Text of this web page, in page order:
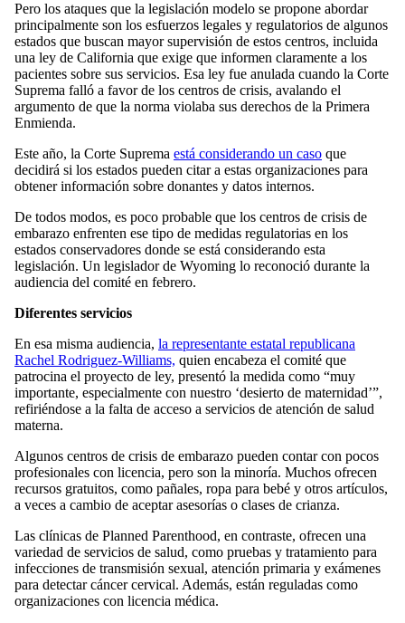
Pero los ataques que la legislación modelo se propone abordar
principalmente son los esfuerzos legales y regulatorios de algunos
estados que buscan mayor supervisión de estos centros, incluida
una ley de California que exige que informen claramente a los
pacientes sobre sus servicios. Esa ley fue anulada cuando la Corte
Suprema falló a favor de los centros de crisis, avalando el
argumento de que la norma violaba sus derechos de la Primera
Enmienda.
Este año, la Corte Suprema está considerando un caso que
decidirá si los estados pueden citar a estas organizaciones para
obtener información sobre donantes y datos internos.
De todos modos, es poco probable que los centros de crisis de
embarazo enfrenten ese tipo de medidas regulatorias en los
estados conservadores donde se está considerando esta
legislación. Un legislador de Wyoming lo reconoció durante la
audiencia del comité en febrero.
Diferentes servicios
En esa misma audiencia, la representante estatal republicana
Rachel Rodriguez-Williams, quien encabeza el comité que
patrocina el proyecto de ley, presentó la medida como “muy
importante, especialmente con nuestro ‘desierto de maternidad’”,
refiriéndose a la falta de acceso a servicios de atención de salud
materna.
Algunos centros de crisis de embarazo pueden contar con pocos
profesionales con licencia, pero son la minoría. Muchos ofrecen
recursos gratuitos, como pañales, ropa para bebé y otros artículos,
a veces a cambio de aceptar asesorías o clases de crianza.
Las clínicas de Planned Parenthood, en contraste, ofrecen una
variedad de servicios de salud, como pruebas y tratamiento para
infecciones de transmisión sexual, atención primaria y exámenes
para detectar cáncer cervical. Además, están reguladas como
organizaciones con licencia médica.